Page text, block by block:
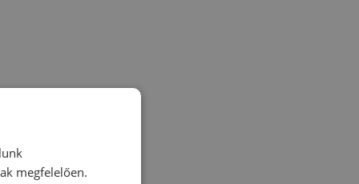
megfelelően.